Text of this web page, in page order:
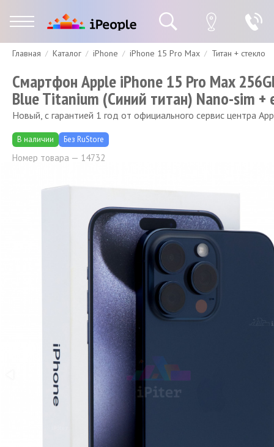
Гарантия Доставка и оплата Спецпредложения Скидки
Главная Каталог iPhone iPhone 15 Pro Max Титан + стекло
Смартфон Apple iPhone 15 Pro Max
Blue Titanium (Синий титан) Nano-sim +
Новый, с гарантией 1 год от официального сервис центра
В наличии Без RuStore
Номер товара — 14732